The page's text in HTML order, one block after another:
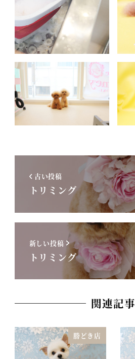
古い投稿
トリミング
新しい投稿
トリミング
関連記事
勝どき店